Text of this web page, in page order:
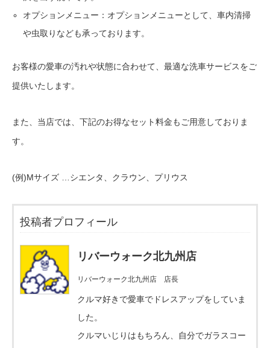
オプションメニュー：オプションメニューとして、車内清掃
や虫取りなども承っております。
お客様の愛車の汚れや状態に合わせて、最適な洗車サービスをご
提供いたします。
また、当店では、下記のお得なセット料金もご用意しておりま
す。
(例)Mサイズ …シエンタ、クラウン、プリウス
投稿者プロフィール
リバーウォーク北九州店
リバーウォーク北九州店 店長
クルマ好きで愛車でドレスアップをしていま
した。
クルマいじりはもちろん、自分でガラスコー